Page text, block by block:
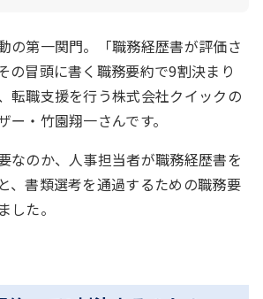
の第一関門。「職務経歴書が評価さ
の冒頭に書く職務要約で9割決まり
転職支援を行う株式会社クイックの
ー・竹園翔一さんです。
なのか、人事担当者が職務経歴書を
、書類選考を通過するための職務要
した。